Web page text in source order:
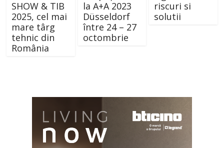
SHOW & TIB
2025, cel mai
mare târg
tehnic din
România
la A+A 2023
Düsseldorf
între 24 – 27
octombrie
riscuri si
solutii